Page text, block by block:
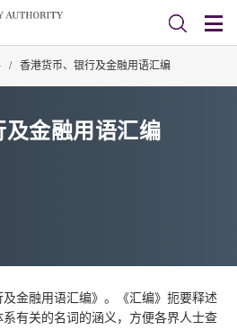
/ 香港货币、银行及金融用语汇编
金融用语汇编
金融用语汇编》。《汇编》扼要释述
有关的名词的涵义，方便各界人士查